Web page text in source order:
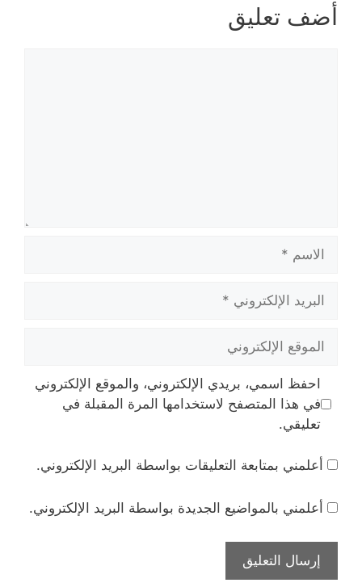
أضف تعليق
الاسم
البريد
الإلكتروني
الموقع
الإلكتروني
احفظ اسمي، بريدي الإلكتروني، والموقع الإلكتروني
في هذا المتصفح لاستخدامها المرة المقبلة في
تعليقي.
أعلمني بمتابعة التعليقات بواسطة البريد الإلكتروني.
أعلمني بالمواضيع الجديدة بواسطة البريد الإلكتروني.